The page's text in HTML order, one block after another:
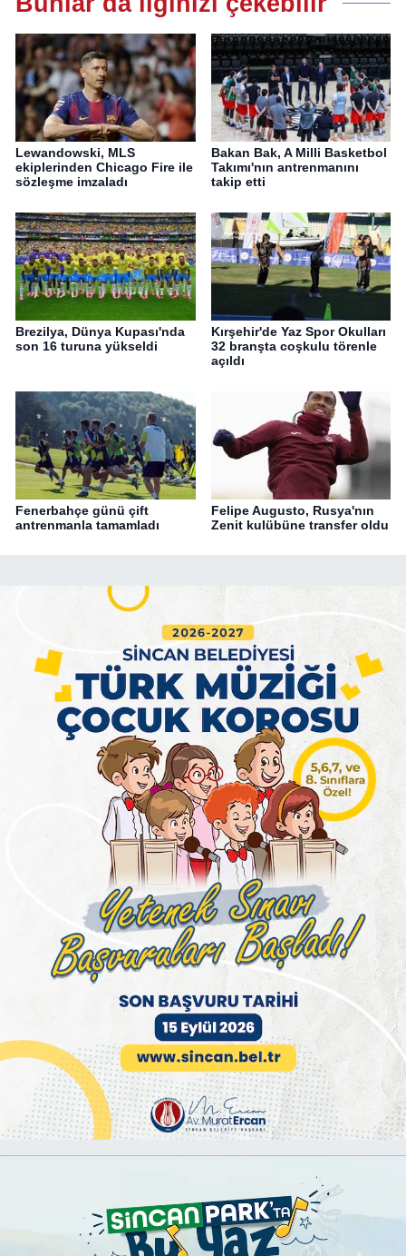
Lewandowski, MLS
ekiplerinden Chicago Fire ile
sözleşme imzaladı
Bakan Bak, A Milli Basketbol
Takımı'nın antrenmanını
takip etti
Brezilya, Dünya Kupası'nda
son 16 turuna yükseldi
Kırşehir'de Yaz Spor Okulları
32 branşta coşkulu törenle
açıldı
Fenerbahçe günü çift
antrenmanla tamamladı
Felipe Augusto, Rusya'nın
Zenit kulübüne transfer oldu